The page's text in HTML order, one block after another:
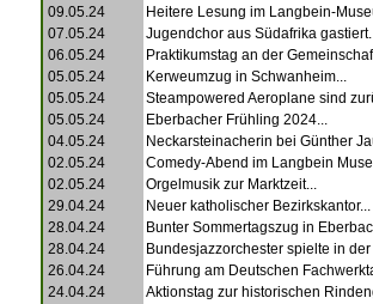
09.05.24
Heitere Lesung im Langbein-
07.05.24
Jugendchor aus Südafrika
06.05.24
Praktikumstag an der
05.05.24
Kerweumzug in Schwanheim...
05.05.24
Steampowered Aeroplane sind
05.05.24
Eberbacher Frühling 2024...
04.05.24
Neckarsteinacherin bei Günther
02.05.24
Comedy-Abend im Langbein
02.05.24
Orgelmusik zur Marktzeit...
29.04.24
Neuer katholischer Bezirkskantor...
28.04.24
Bunter Sommertagszug in
28.04.24
Bundesjazzorchester spielte in
26.04.24
Führung am Deutschen
24.04.24
Aktionstag zur historischen